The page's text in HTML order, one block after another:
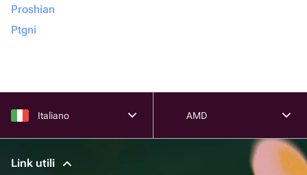
Proshian
Ptgni
Italiano AMD
Link utili